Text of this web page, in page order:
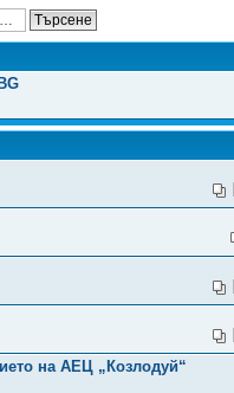
на АЕЦ „Козлодуй“